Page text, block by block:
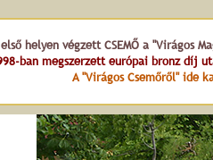
helyen végzett CSEMŐ a "Virágos
ban megszerzett európai bronz díj
A "Virágos Csemőről" ide